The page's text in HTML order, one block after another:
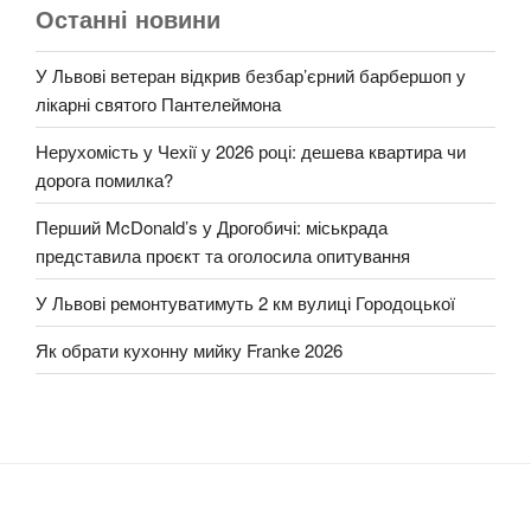
Останні новини
У Львові ветеран відкрив безбар’єрний барбершоп у
лікарні святого Пантелеймона
Нерухомість у Чехії у 2026 році: дешева квартира чи
дорога помилка?
Перший McDonald’s у Дрогобичі: міськрада
представила проєкт та оголосила опитування
У Львові ремонтуватимуть 2 км вулиці Городоцької
Як обрати кухонну мийку Franke 2026